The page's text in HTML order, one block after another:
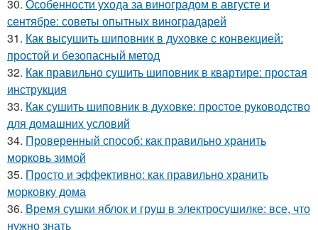
30. Особенности ухода за виноградом в августе и
сентябре: советы опытных виноградарей
31. Как высушить шиповник в духовке с конвекцией:
простой и безопасный метод
32. Как правильно сушить шиповник в квартире: простая
инструкция
33. Как сушить шиповник в духовке: простое руководство
для домашних условий
34. Проверенный способ: как правильно хранить
морковь зимой
35. Просто и эффективно: как правильно хранить
морковку дома
36. Время сушки яблок и груш в электросушилке: все, что
нужно знать